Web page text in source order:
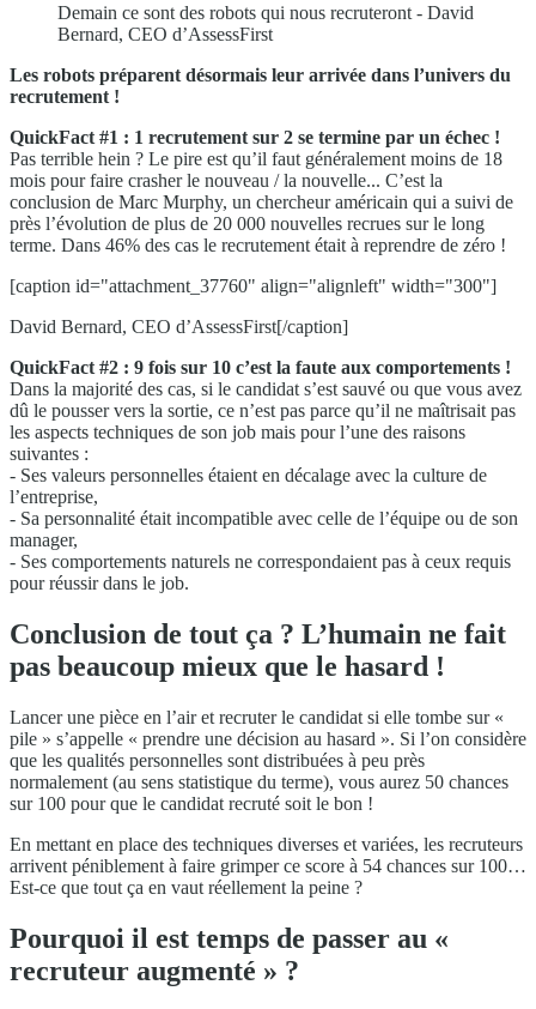
Demain ce sont des robots qui nous recruteront - David
Bernard, CEO d’AssessFirst
Les robots préparent désormais leur arrivée dans l’univers du
recrutement !
QuickFact #1 : 1 recrutement sur 2 se termine par un échec !
Pas terrible hein ? Le pire est qu’il faut généralement moins de 18
mois pour faire crasher le nouveau / la nouvelle... C’est la
conclusion de Marc Murphy, un chercheur américain qui a suivi de
près l’évolution de plus de 20 000 nouvelles recrues sur le long
terme. Dans 46% des cas le recrutement était à reprendre de zéro !
[caption id="attachment_37760" align="alignleft" width="300"]
David Bernard, CEO d’AssessFirst[/caption]
QuickFact #2 : 9 fois sur 10 c’est la faute aux comportements !
Dans la majorité des cas, si le candidat s’est sauvé ou que vous avez
dû le pousser vers la sortie, ce n’est pas parce qu’il ne maîtrisait pas
les aspects techniques de son job mais pour l’une des raisons
suivantes :
- Ses valeurs personnelles étaient en décalage avec la culture de
l’entreprise,
- Sa personnalité était incompatible avec celle de l’équipe ou de son
manager,
- Ses comportements naturels ne correspondaient pas à ceux requis
pour réussir dans le job.
Conclusion de tout ça ? L’humain ne fait
pas beaucoup mieux que le hasard !
Lancer une pièce en l’air et recruter le candidat si elle tombe sur «
pile » s’appelle « prendre une décision au hasard ». Si l’on considère
que les qualités personnelles sont distribuées à peu près
normalement (au sens statistique du terme), vous aurez 50 chances
sur 100 pour que le candidat recruté soit le bon !
En mettant en place des techniques diverses et variées, les recruteurs
arrivent péniblement à faire grimper ce score à 54 chances sur 100…
Est-ce que tout ça en vaut réellement la peine ?
Pourquoi il est temps de passer au «
recruteur augmenté » ?